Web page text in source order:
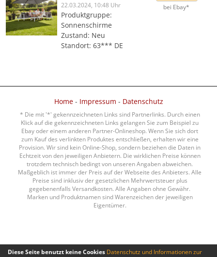
22.03.2024, 10:48 Uhr
Produktgruppe:
Sonnenschirme
Zustand: Neu
Standort: 63*** DE
bei Ebay*
Home- Impressum - Datenschutz
* Die mit '*' gekennzeichneten Links sind Partnerlinks. Durch einen
Klick auf die gekennzeichneten Links gelangen Sie zum Beispiel zu
Ebay oder einem anderen Partner-Onlineshop. Wenn Sie sich dort
zum Kauf des verlinkten Produktes entschließen, erhalten wir eine
Provision. Wir sind kein Online-Shop, sondern beziehen die Daten in
Echtzeit von den jeweiligen Anbietern. Die wirklichen Preise können
trotzdem technisch bedingt von unseren Angaben abweichen.
Maßgeblich ist immer der Preis auf der Webseite des Anbieters. Alle
Preise sind inklusiv der gesetzlichen Mehrwertsteuer plus
gegebenenfalls Versandkosten. Alle Angaben ohne Gewähr.
Marken und Produktnamen sind Warenzeichen der jeweiligen
Eigentümer.
Diese Seite benutzt keine Cookies Datenschutz und Informationen zur